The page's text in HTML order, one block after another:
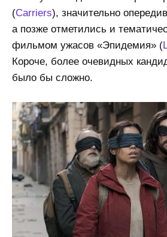
(Carriers), значительно
а позже отметились и
фильмом ужасов «Эпидемия» (
Короче, более очевидных
было бы сложно.